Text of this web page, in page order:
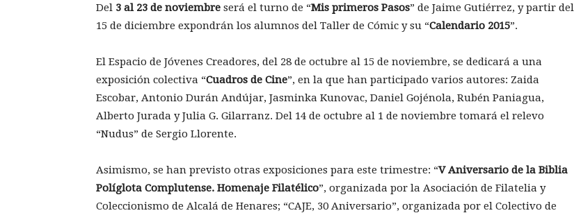
Del 3 al 23 de noviembre será el turno de “Mis primeros Pasos” de Jaime Gutiérrez, y partir del
15 de diciembre expondrán los alumnos del Taller de Cómic y su “Calendario 2015”.
El Espacio de Jóvenes Creadores, del 28 de octubre al 15 de noviembre, se dedicará a una
exposición colectiva “Cuadros de Cine”, en la que han participado varios autores: Zaida
Escobar, Antonio Durán Andújar, Jasminka Kunovac, Daniel Gojénola, Rubén Paniagua,
Alberto Jurada y Julia G. Gilarranz. Del 14 de octubre al 1 de noviembre tomará el relevo
“Nudus” de Sergio Llorente.
Asimismo, se han previsto otras exposiciones para este trimestre: “V Aniversario de la Biblia
Políglota Complutense. Homenaje Filatélico”, organizada por la Asociación de Filatelia y
Coleccionismo de Alcalá de Henares; “CAJE, 30 Aniversario”, organizada por el Colectivo de